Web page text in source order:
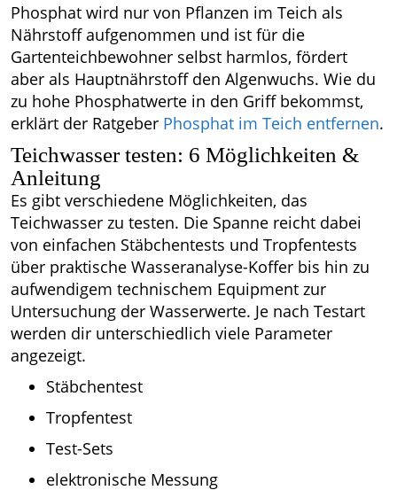
Phosphat wird nur von Pflanzen im Teich als
Nährstoff aufgenommen und ist für die
Gartenteichbewohner selbst harmlos, fördert
aber als Hauptnährstoff den Algenwuchs. Wie du
zu hohe Phosphatwerte in den Griff bekommst,
erklärt der Ratgeber Phosphat im Teich entfernen.
Teichwasser testen: 6 Möglichkeiten &
Anleitung
Es gibt verschiedene Möglichkeiten, das
Teichwasser zu testen. Die Spanne reicht dabei
von einfachen Stäbchentests und Tropfentests
über praktische Wasseranalyse-Koffer bis hin zu
aufwendigem technischem Equipment zur
Untersuchung der Wasserwerte. Je nach Testart
werden dir unterschiedlich viele Parameter
angezeigt.
Stäbchentest
Tropfentest
Test-Sets
elektronische Messung